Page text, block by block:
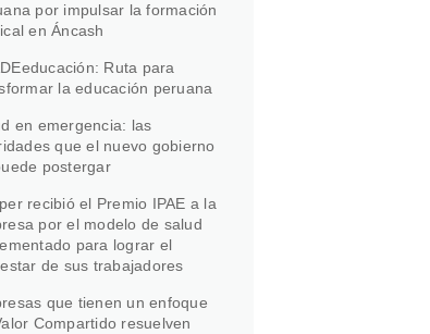
por impulsar la formación
en Áncash
Ruta para
la educación peruana
en emergencia: las
que el nuevo gobierno
postergar
recibió el Premio IPAE a la
por el modelo de salud
para lograr el
de sus trabajadores
que tienen un enfoque
Compartido resuelven